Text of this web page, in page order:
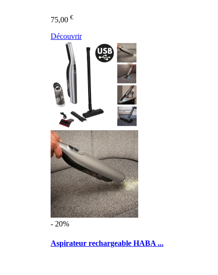
75,00 €
Découvrir
- 20%
Aspirateur rechargeable HABA ...